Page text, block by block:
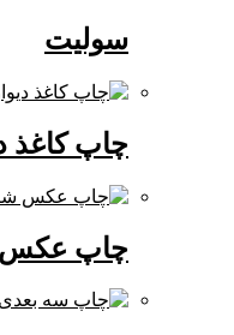
چاپ کاغذ دیواری
چاپ عکس شاسی